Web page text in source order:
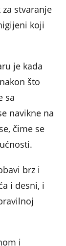
stvaranje
koji
je kada
što
sa
navikne na
čime se
brz i
i desni, i
i